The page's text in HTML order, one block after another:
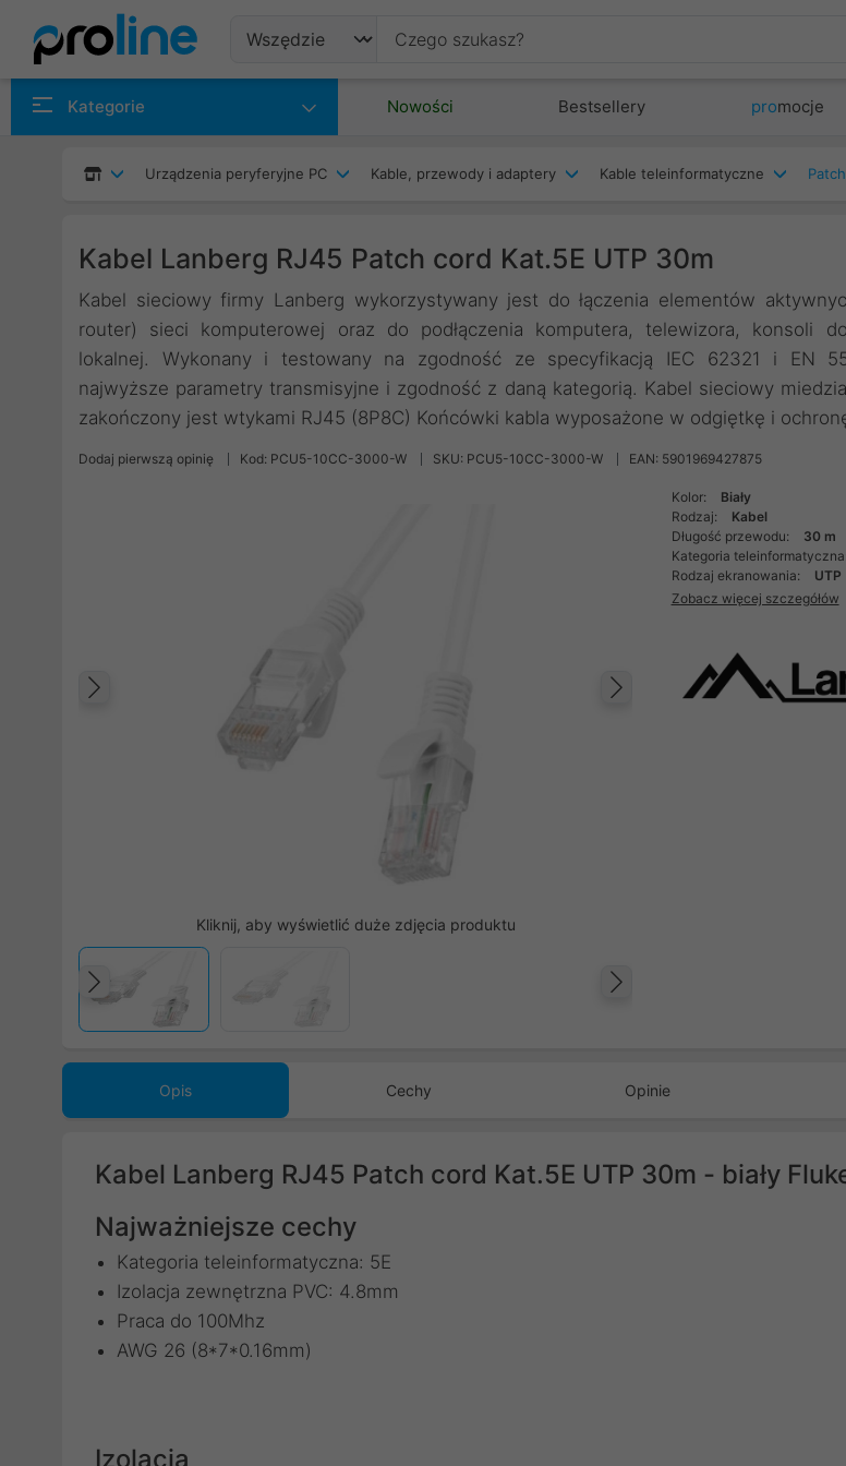
Kategorie Nowości Bestsellery promocje
Urządzenia peryferyjne PC Kable, przewody i adaptery Kable teleinformatyczne
Kabel Lanberg RJ45 Patch cord Kat.5E UTP 30m
Kabel sieciowy firmy Lanberg wykorzystywany jest do łączenia elementów
router) sieci komputerowej oraz do podłączenia komputera, telewizora, konsoli
lokalnej. Wykonany i testowany na zgodność ze specyfikacją IEC 62321 i EN
najwyższe parametry transmisyjne i zgodność z daną kategorią. Kabel sieciowy
zakończony jest wtykami RJ45 (8P8C) Końcówki kabla wyposażone w odgiętkę i
Dodaj pierwszą opinię Kod: PCU5-10CC-3000-W SKU: PCU5-10CC-3000-W EAN: 5901969427875
Następny
Poprzedni
Kliknij, aby wyświetlić duże zdjęcia produktu
Poprzedni
Kolor:
Biały
Rodzaj:
Kabel
Długość przewodu:
30 m
Kategoria teleinformatyczna:
Rodzaj ekranowania:
UTP
Zobacz więcej szczegółów
Opis Cechy Opinie
Kabel Lanberg RJ45 Patch cord Kat.5E UTP 30m - biały
Najważniejsze cechy
Kategoria teleinformatyczna: 5E
Izolacja zewnętrzna PVC: 4.8mm
Praca do 100Mhz
AWG 26 (8*7*0.16mm)
Izolacja